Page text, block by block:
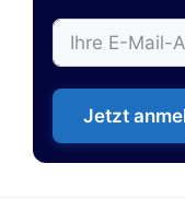
Jetzt